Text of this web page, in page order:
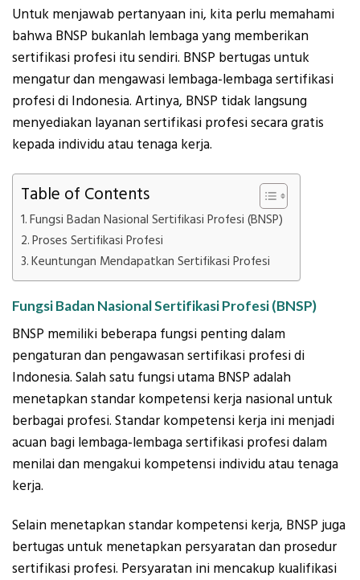
Untuk menjawab pertanyaan ini, kita perlu memahami
bahwa BNSP bukanlah lembaga yang memberikan
sertifikasi profesi itu sendiri. BNSP bertugas untuk
mengatur dan mengawasi lembaga-lembaga sertifikasi
profesi di Indonesia. Artinya, BNSP tidak langsung
menyediakan layanan sertifikasi profesi secara gratis
kepada individu atau tenaga kerja.
Table of Contents
Fungsi Badan Nasional Sertifikasi Profesi (BNSP)
Proses Sertifikasi Profesi
Keuntungan Mendapatkan Sertifikasi Profesi
Fungsi Badan Nasional Sertifikasi Profesi (BNSP)
BNSP memiliki beberapa fungsi penting dalam
pengaturan dan pengawasan sertifikasi profesi di
Indonesia. Salah satu fungsi utama BNSP adalah
menetapkan standar kompetensi kerja nasional untuk
berbagai profesi. Standar kompetensi kerja ini menjadi
acuan bagi lembaga-lembaga sertifikasi profesi dalam
menilai dan mengakui kompetensi individu atau tenaga
kerja.
Selain menetapkan standar kompetensi kerja, BNSP juga
bertugas untuk menetapkan persyaratan dan prosedur
sertifikasi profesi. Persyaratan ini mencakup kualifikasi